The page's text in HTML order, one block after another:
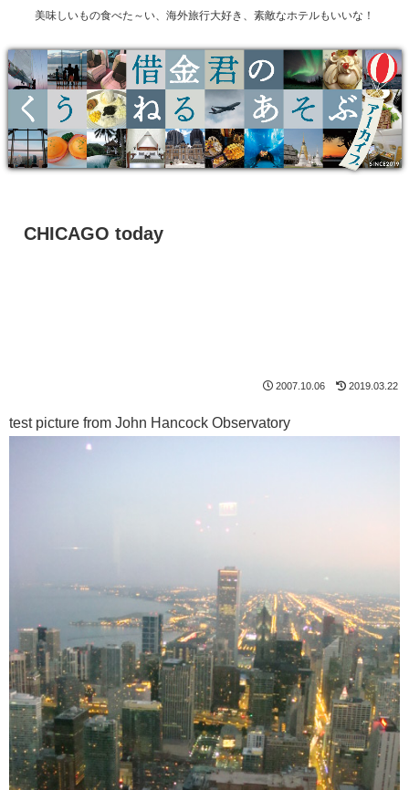
美味しいもの食べた～い、海外旅行大好き、素敵なホテルもいいな！
CHICAGO today
2007.10.06 2019.03.22
test picture from John Hancock Observatory